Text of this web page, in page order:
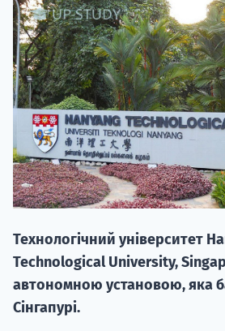
Технологічний університет
Technological University,
автономною установою, яка
Сінгапурі.